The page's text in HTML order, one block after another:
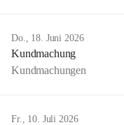
Do., 18. Juni 2026
Kundmachung
Kundmachungen
Fr., 10. Juli 2026